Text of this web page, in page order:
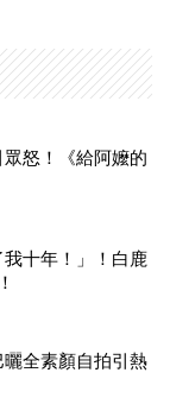
怒！《給阿嬤的
十年！」！白鹿
全素顏自拍引熱